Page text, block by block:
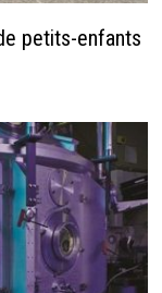
petits-enfants